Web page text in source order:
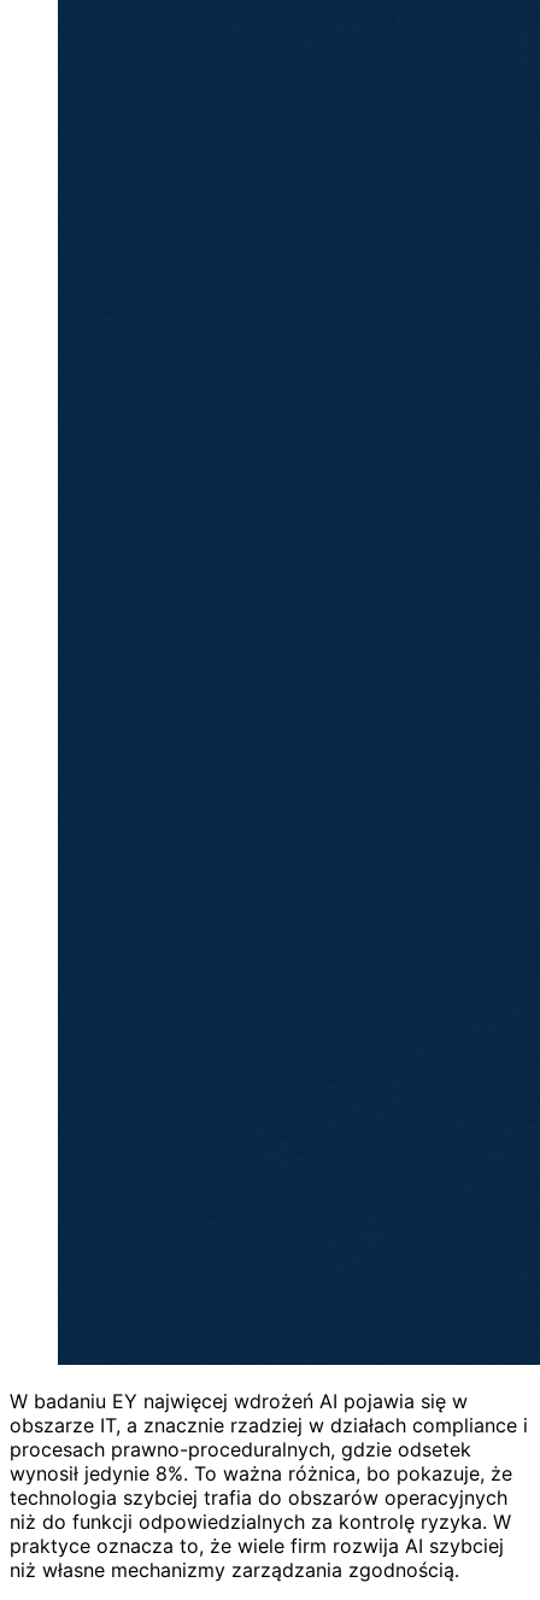
W badaniu EY najwięcej wdrożeń AI pojawia się w
obszarze IT, a znacznie rzadziej w działach compliance i
procesach prawno-proceduralnych, gdzie odsetek
wynosił jedynie 8%. To ważna różnica, bo pokazuje, że
technologia szybciej trafia do obszarów operacyjnych
niż do funkcji odpowiedzialnych za kontrolę ryzyka. W
praktyce oznacza to, że wiele firm rozwija AI szybciej
niż własne mechanizmy zarządzania zgodnością.